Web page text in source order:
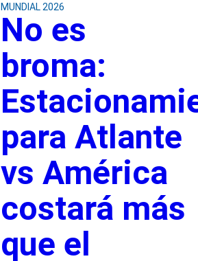
MUNDIAL 2026
No es
broma:
para Atlante
vs América
costará más
que el